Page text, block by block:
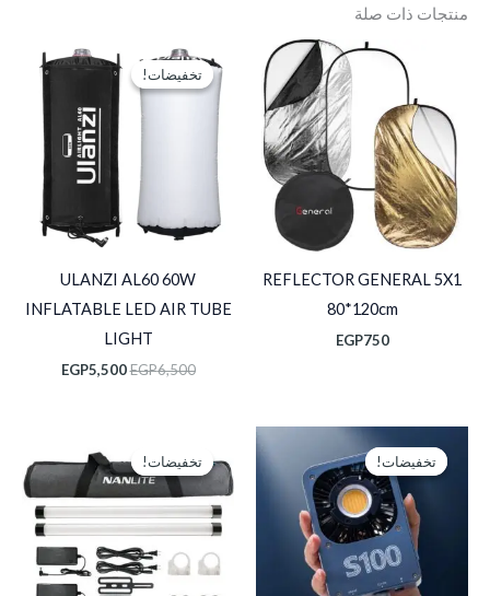
منتجات ذات صلة
REFLECTOR GENERAL 5X1
80*120cm
EGP750
تخفيضات!
تخفيضات!
ULANZI AL60 60W
INFLATABLE LED AIR TUBE
LIGHT
EGP6,500
الأصلي
EGP6,500.
EGP5,500
الحالي
تخفيضات!
تخفيضات!
الأصلي
هو:
EGP5,000.
الحالي
EGP3,750.
تخفيضات!
تخفيضات!
الأصلي
هو:
EGP16,000.
هو: